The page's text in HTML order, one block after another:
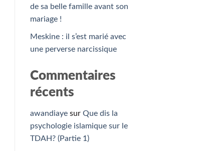
de sa belle famille avant son
mariage !
Meskine : il s’est marié avec
une perverse narcissique
Commentaires
récents
awandiayesur Que dis la
psychologie islamique sur le
TDAH? (Partie 1)